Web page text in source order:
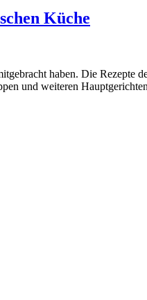
Küche
haben. Die Rezepte
und weiteren